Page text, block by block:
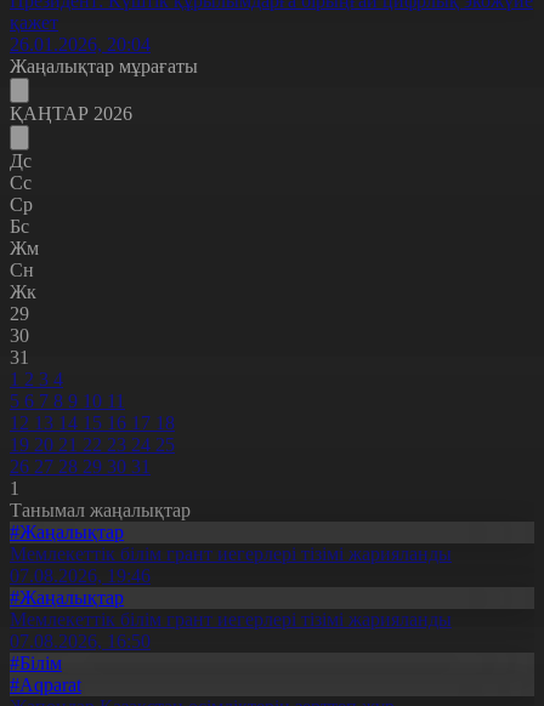
қажет
26.01.2026, 20:04
Жаңалықтар мұрағаты
ҚАҢТАР 2026
Дс
Сс
Ср
Бс
Жм
Сн
Жк
29
30
31
1 2 3 4
5 6 7 8 9 10 11
12 13 14 15 16 17 18
19 20 21 22 23 24 25
26 27 28 29 30 31
1
Танымал жаңалықтар
#Жаңалықтар
Мемлекеттік білім грант иегерлері тізімі жарияланды
07.08.2026, 19:46
#Жаңалықтар
Мемлекеттік білім грант иегерлері тізімі жарияланды
07.08.2026, 16:50
#Білім
#Aqparat